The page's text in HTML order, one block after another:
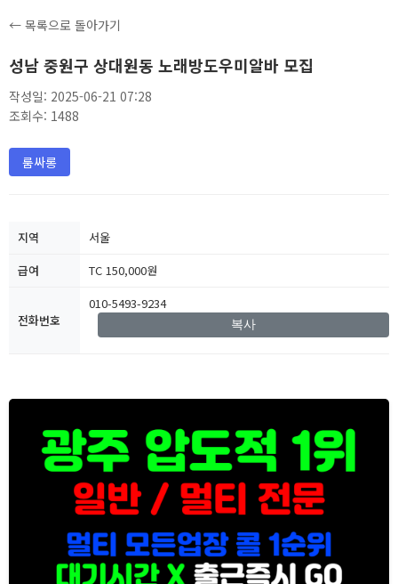
← 목록으로 돌아가기
성남 중원구 상대원동 노래방도우미알바 모집
작성일: 2025-06-21 07:28
조회수: 1488
룸싸롱
지역
서울
급여
TC 150,000원
전화번호
010-5493-9234
복사